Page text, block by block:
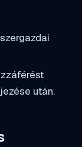
után.